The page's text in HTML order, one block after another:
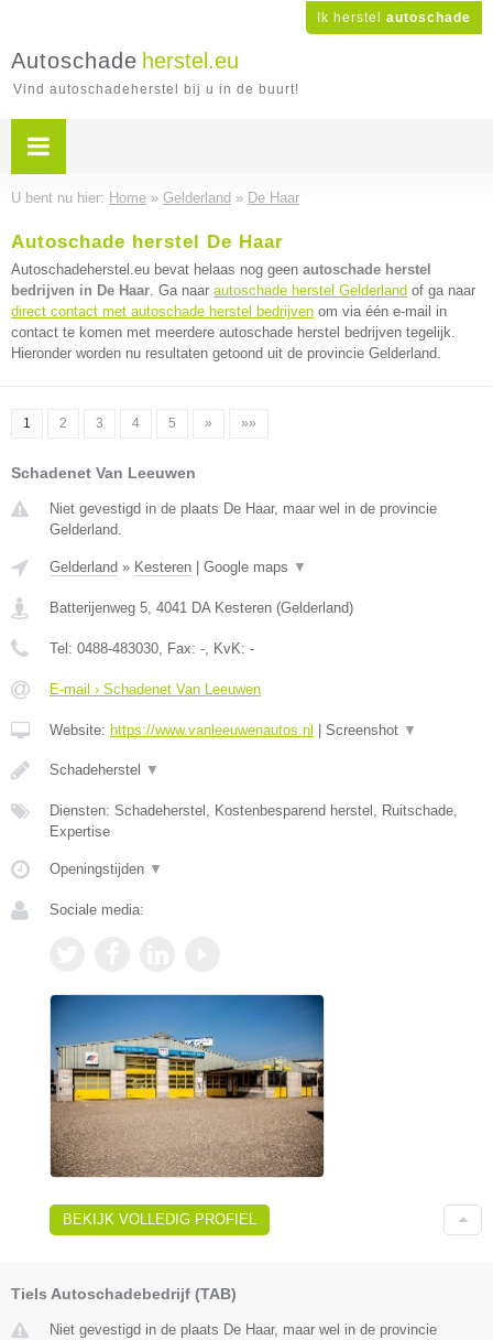
Ik herstel autoschade
Autoschade herstel.eu
Vind autoschadeherstel bij u in de buurt!
U bent nu hier: Home » Gelderland » De Haar
Autoschade herstel De Haar
Autoschadeherstel.eu bevat helaas nog geen autoschade herstel
bedrijven in De Haar. Ga naar autoschade herstel Gelderland of ga naar
direct contact met autoschade herstel bedrijven om via één e-mail in
contact te komen met meerdere autoschade herstel bedrijven tegelijk.
Hieronder worden nu resultaten getoond uit de provincie Gelderland.
1 2 3 4 5 » »»
Schadenet Van Leeuwen
Niet gevestigd in de plaats De Haar, maar wel in de provincie
Gelderland.
Gelderland » Kesteren Google maps ▼
Batterijenweg 5, 4041 DA Kesteren (Gelderland)
Tel: 0488-483030, Fax: -, KvK: -
E-mail › Schadenet Van Leeuwen
Website: https://www.vanleeuwenautos.nl Screenshot ▼
Schadeherstel ▼
Diensten: Schadeherstel, Kostenbesparend herstel, Ruitschade,
Expertise
Openingstijden ▼
Sociale media:
BEKIJK VOLLEDIG PROFIEL
Tiels Autoschadebedrijf (TAB)
Niet gevestigd in de plaats De Haar, maar wel in de provincie